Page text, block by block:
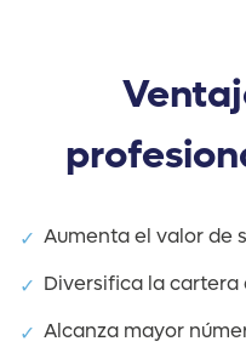
Aumenta el valor de
Diversifica la cartera
Alcanza mayor